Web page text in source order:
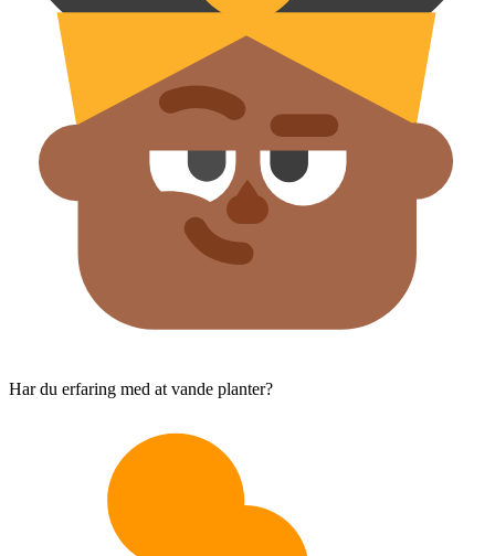
Har du erfaring med at vande planter?